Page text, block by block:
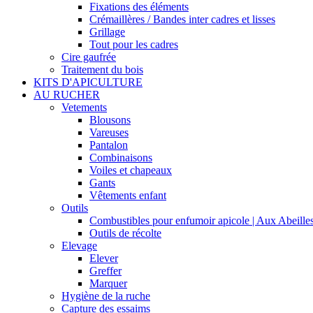
Fixations des éléments
Crémaillères / Bandes inter cadres et lisses
Grillage
Tout pour les cadres
Cire gaufrée
Traitement du bois
KITS D'APICULTURE
AU RUCHER
Vetements
Blousons
Vareuses
Pantalon
Combinaisons
Voiles et chapeaux
Gants
Vêtements enfant
Outils
Combustibles pour enfumoir apicole | Aux
Outils de récolte
Elevage
Elever
Greffer
Marquer
Hygiène de la ruche
Capture des essaims